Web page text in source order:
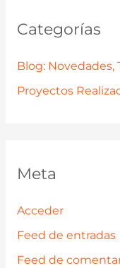
Categorías
Blog: Novedades,
Proyectos
Meta
Acceder
Feed de entradas
Feed de